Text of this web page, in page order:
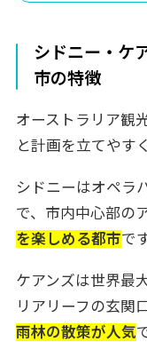
目的別オース
ファミリ
アクティ
文化・芸
よくある質問
旅行計画
予算・費
安全・健
当社のオース
在！
シドニー・ケ
市の特徴
オーストラリア観
と計画を立てやす
シドニーはオペラ
で、市内中心部の
を楽しめる都市で
ケアンズは世界最
リアリーフの玄関口
雨林の散策が人気